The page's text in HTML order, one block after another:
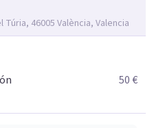
Túria, 46005 València, Valencia
50 €